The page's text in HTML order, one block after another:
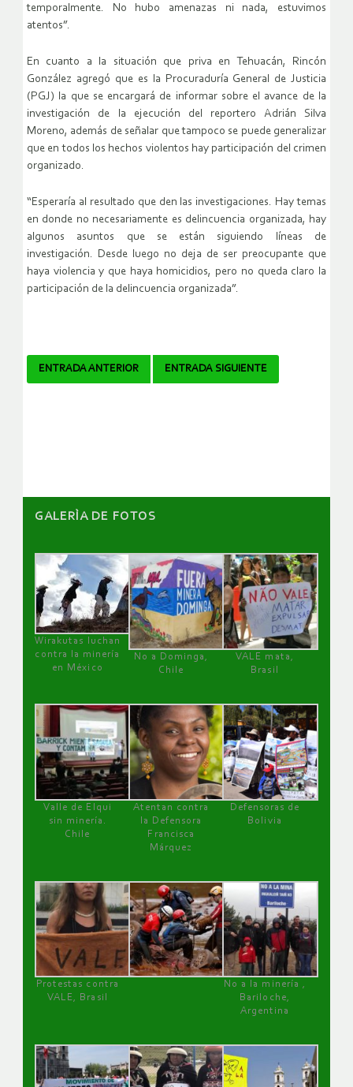
temporalmente. No hubo amenazas ni nada, estuvimos
atentos”.
En cuanto a la situación que priva en Tehuacán, Rincón
González agregó que es la Procuraduría General de Justicia
(PGJ) la que se encargará de informar sobre el avance de la
investigación de la ejecución del reportero Adrián Silva
Moreno, además de señalar que tampoco se puede generalizar
que en todos los hechos violentos hay participación del crimen
organizado.
“Esperaría al resultado que den las investigaciones. Hay temas
en donde no necesariamente es delincuencia organizada, hay
algunos asuntos que se están siguiendo líneas de
investigación. Desde luego no deja de ser preocupante que
haya violencia y que haya homicidios, pero no queda claro la
participación de la delincuencia organizada”.
Navegador
ENTRADA ANTERIOR ENTRADA SIGUIENTE
GALERÌA DE FOTOS
Wirakutas luchan
contra la minería
en México
No a Dominga,
Chile
VALE mata,
Brasil
Valle de Elqui
sin minería.
Chile
Atentan contra
la Defensora
Francisca
Márquez
Defensoras de
Bolivia
Protestas contra
VALE, Brasil
No a la minería ,
Bariloche,
Argentina